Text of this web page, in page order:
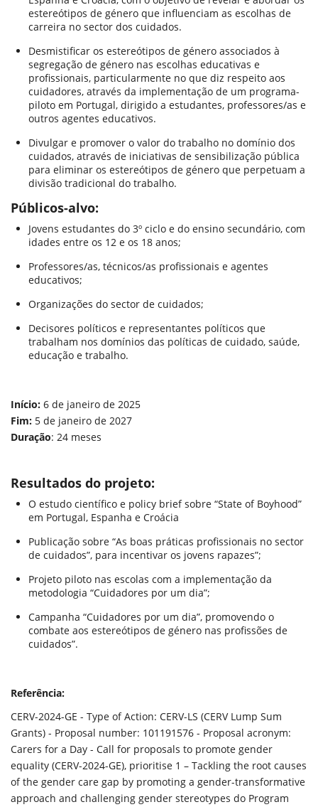
estereótipos de género que influenciam as escolhas de
carreira no sector dos cuidados.
Desmistificar os estereótipos de género associados à
segregação de género nas escolhas educativas e
profissionais, particularmente no que diz respeito aos
cuidadores, através da implementação de um programa-
piloto em Portugal, dirigido a estudantes, professores/as e
outros agentes educativos.
Divulgar e promover o valor do trabalho no domínio dos
cuidados, através de iniciativas de sensibilização pública
para eliminar os estereótipos de género que perpetuam a
divisão tradicional do trabalho.
Públicos-alvo:
Jovens estudantes do 3º ciclo e do ensino secundário, com
idades entre os 12 e os 18 anos;
Professores/as, técnicos/as profissionais e agentes
educativos;
Organizações do sector de cuidados;
Decisores políticos e representantes políticos que
trabalham nos domínios das políticas de cuidado, saúde,
educação e trabalho.
Início: 6 de janeiro de 2025
Fim: 5 de janeiro de 2027
Duração: 24 meses
Resultados do projeto:
O estudo científico e policy brief sobre “State of Boyhood”
em Portugal, Espanha e Croácia
Publicação sobre “As boas práticas profissionais no sector
de cuidados”, para incentivar os jovens rapazes”;
Projeto piloto nas escolas com a implementação da
metodologia “Cuidadores por um dia”;
Campanha “Cuidadores por um dia”, promovendo o
combate aos estereótipos de género nas profissões de
cuidados”.
Referência:
CERV-2024-GE - Type of Action: CERV-LS (CERV Lump Sum
Grants) - Proposal number: 101191576 - Proposal acronym:
Carers for a Day - Call for proposals to promote gender
equality (CERV-2024-GE), prioritise 1 – Tackling the root causes
of the gender care gap by promoting a gender-transformative
approach and challenging gender stereotypes do Program